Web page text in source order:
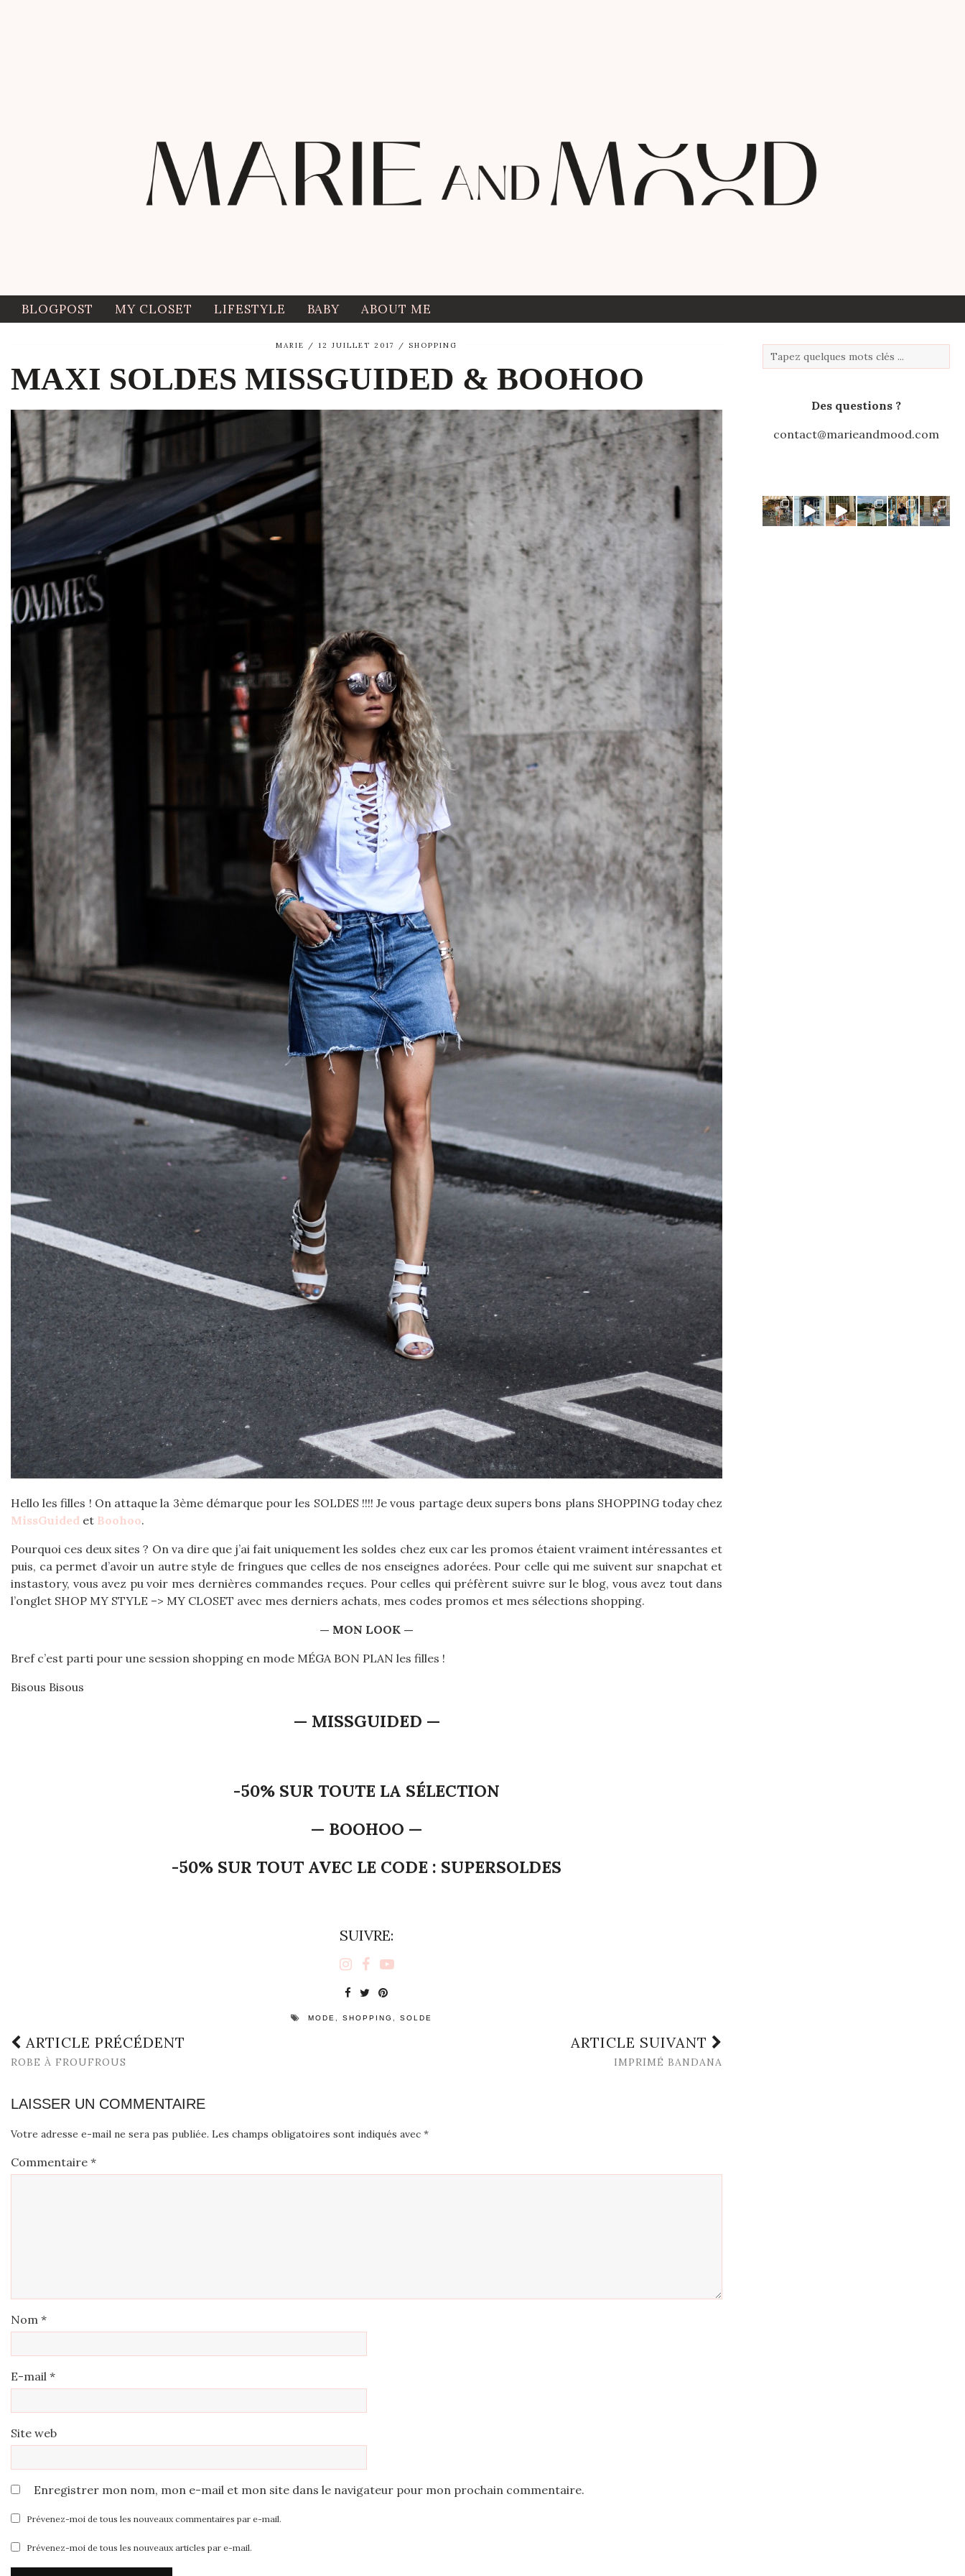
BLOGPOST MY CLOSET LIFESTYLE BABY ABOUT ME
MARIE 12 JUILLET 2017 SHOPPING
MAXI SOLDES MISSGUIDED & BOOHOO
Hello les filles ! On attaque la 3ème démarque pour les SOLDES !!!! Je vous partage deux supers bons plans SHOPPING today chez
MissGuided et Boohoo.
Pourquoi ces deux sites ? On va dire que j’ai fait uniquement les soldes chez eux car les promos étaient vraiment intéressantes et
puis, ca permet d’avoir un autre style de fringues que celles de nos enseignes adorées. Pour celle qui me suivent sur snapchat et
instastory, vous avez pu voir mes dernières commandes reçues. Pour celles qui préfèrent suivre sur le blog, vous avez tout dans
l’onglet SHOP MY STYLE –> MY CLOSET avec mes derniers achats, mes codes promos et mes sélections shopping.
— MON LOOK —
Bref c’est parti pour une session shopping en mode MÉGA BON PLAN les filles !
Bisous Bisous
— MISSGUIDED —
-50% SUR TOUTE LA SÉLECTION
— BOOHOO —
-50% SUR TOUT AVEC LE CODE : SUPERSOLDES
SUIVRE:
MODE , SHOPPING , SOLDE
ARTICLE PRÉCÉDENT
ROBE À FROUFROUS
ARTICLE SUIVANT
IMPRIMÉ BANDANA
LAISSER UN COMMENTAIRE
Votre adresse e-mail ne sera pas publiée. Les champs obligatoires sont indiqués avec *
Commentaire *
Nom *
E-mail *
Site web
Enregistrer mon nom, mon e-mail et mon site dans le navigateur pour mon prochain commentaire.
Prévenez-moi de tous les nouveaux commentaires par e-mail.
Prévenez-moi de tous les nouveaux articles par e-mail.
Des questions ?
contact@marieandmood.com